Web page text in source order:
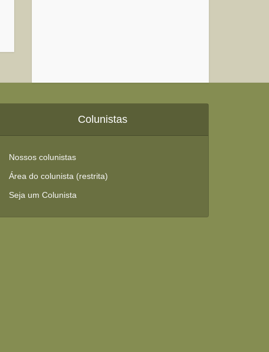
Colunistas
Nossos colunistas
Área do colunista (restrita)
Seja um Colunista